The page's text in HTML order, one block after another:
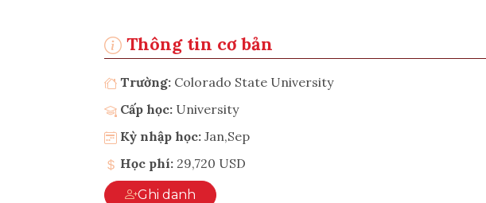
Thông tin cơ bản
Trường: Colorado State University
Cấp học: University
Kỳ nhập học: Jan,Sep
Học phí: 29,720 USD
Ghi danh